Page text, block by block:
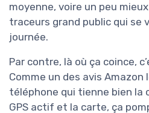
moyenne, voire un peu
traceurs grand public qui se
journée.
Par contre, là où ça coince,
Comme un des avis
téléphone qui tienne bien la
GPS actif et la carte, ça